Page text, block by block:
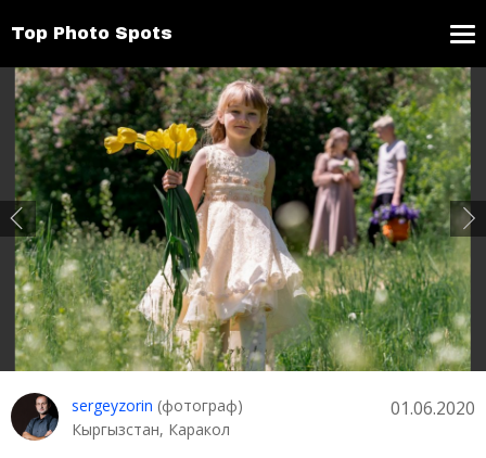
Top Photo Spots
sergeyzorin (фотограф)
Кыргызстан, Каракол
01.06.2020